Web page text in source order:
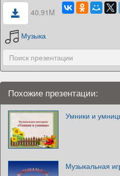
40.91M
Музыка
Похожие презентации:
Умники и
Музыкальная